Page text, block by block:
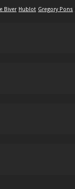
Biver Hublot Gregory Pons